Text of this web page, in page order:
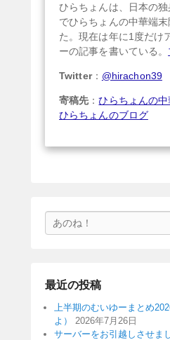
ひらちょんは、日本の
でひらちょんの中華端
た。現在は年に1度だけ
ーの記事を書いている。
Twitter： @hirachon39
寄稿先 ：ひらちょんの
ひらちょんのブログ
索
最近の投稿
上半期のむいゆーまとめ
よ）
2026年7月26日
サーバーをお引越しさせま